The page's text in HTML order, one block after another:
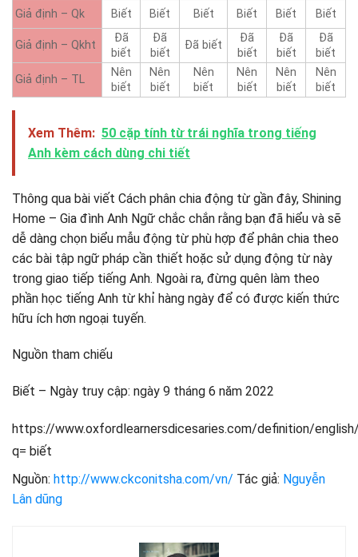
Giả định – Qk Biết Biết Biết Biết Biết Biết
Giả định – Qkht
Đã
biết
Đã
biết
Đã biết
Đã
biết
Đã
biết
Đã
biết
Giả định – TL
Nên
biết
Nên
biết
Nên
biết
Nên
biết
Nên
biết
Nên
biết
Xem Thêm: 50 cặp tính từ trái nghĩa trong tiếng
Anh kèm cách dùng chi tiết
Thông qua bài viết Cách phân chia động từ gần đây, Shining
Home – Gia đình Anh Ngữ chắc chắn rằng bạn đã hiểu và sẽ
dễ dàng chọn biểu mẫu động từ phù hợp để phân chia theo
các bài tập ngữ pháp cần thiết hoặc sử dụng động từ này
trong giao tiếp tiếng Anh. Ngoài ra, đừng quên làm theo
phần học tiếng Anh từ khỉ hàng ngày để có được kiến ​​thức
hữu ích hơn ngoại tuyến.
Nguồn tham chiếu
Biết – Ngày truy cập: ngày 9 tháng 6 năm 2022
https://www.oxfordlearnersdicesaries.com/definition/
q= biết
Nguồn: http://www.ckconitsha.com/vn/ Tác giả: Nguyễn
Lân dũng